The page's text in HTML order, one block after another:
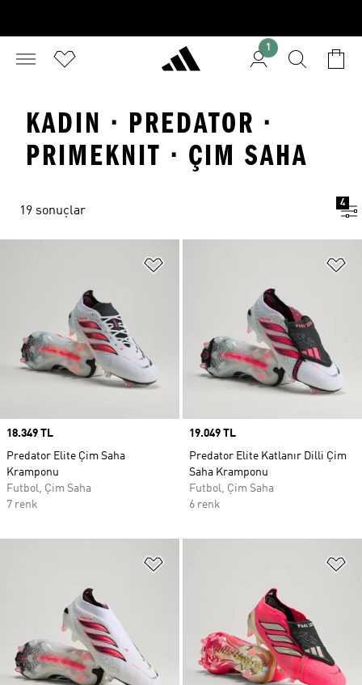
1
KADIN · PREDATOR ·
PRIMEKNIT · ÇIM SAHA
19 sonuçlar
4
Price
18.349 TL
Predator Elite Çim Saha
Kramponu
Futbol, Çim Saha
7 renk
Price
19.049 TL
Predator Elite Katlanır Dilli Çim
Saha Kramponu
Futbol, Çim Saha
6 renk